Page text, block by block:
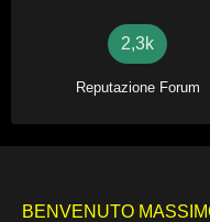
2,3k
Reputazione Forum
BENVENUTO